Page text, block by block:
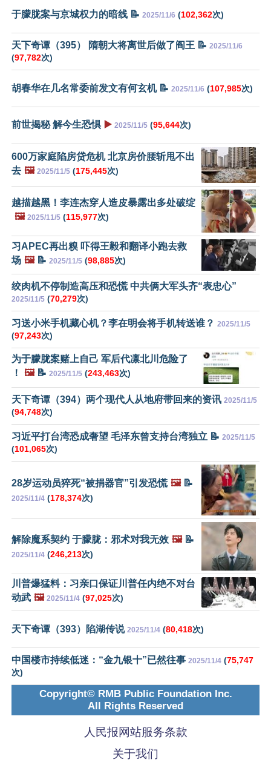
于朦胧案与京城权力的暗线 📝 2025/11/6 (102,362次)
天下奇谭（395） 隋朝大将离世后做了阎王 📝 2025/11/6
(97,782次)
胡春华在几名常委前发文有何玄机 📝 2025/11/6 (107,985次)
前世揭秘 解今生恐惧 ▶️ 2025/11/5 (95,644次)
600万家庭陷房贷危机 北京房价腰斩甩不出
去 🖼️ 2025/11/5 (175,445次)
越描越黑！李连杰穿人造皮暴露出多处破绽
🖼️ 2025/11/5 (115,977次)
习APEC再出糗 吓得王毅和翻译小跑去救
场 🖼️📝 2025/11/5 (98,885次)
绞肉机不停制造高压和恐慌 中共俩大军头齐“表忠心”
2025/11/5 (70,279次)
习送小米手机藏心机？李在明会将手机转送谁？ 2025/11/5
(97,243次)
为于朦胧案赌上自己 军后代凛北川危险了
！
🖼️📝 2025/11/5 (243,463次)
天下奇谭（394）两个现代人从地府带回来的资讯 2025/11/5
(94,748次)
习近平打台湾恐成奢望 毛泽东曾支持台湾独立 📝 2025/11/5
(101,065次)
28岁运动员猝死“被捐器官”引发恐慌 🖼️📝
2025/11/4 (178,374次)
解除魔系契约 于朦胧：邪术对我无效 🖼️📝
2025/11/4 (246,213次)
川普爆猛料：习亲口保证川普任内绝不对台
动武 🖼️ 2025/11/4 (97,025次)
天下奇谭（393）陷湖传说 2025/11/4 (80,418次)
中国楼市持续低迷：“金九银十”已然往事 2025/11/4 (75,747
次)
Copyright© RMB Public Foundation Inc.
All Rights Reserved
人民报网站服务条款
关于我们